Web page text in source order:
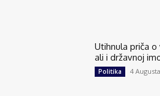
Utihnula priča
ali i državnoj
Politika 4